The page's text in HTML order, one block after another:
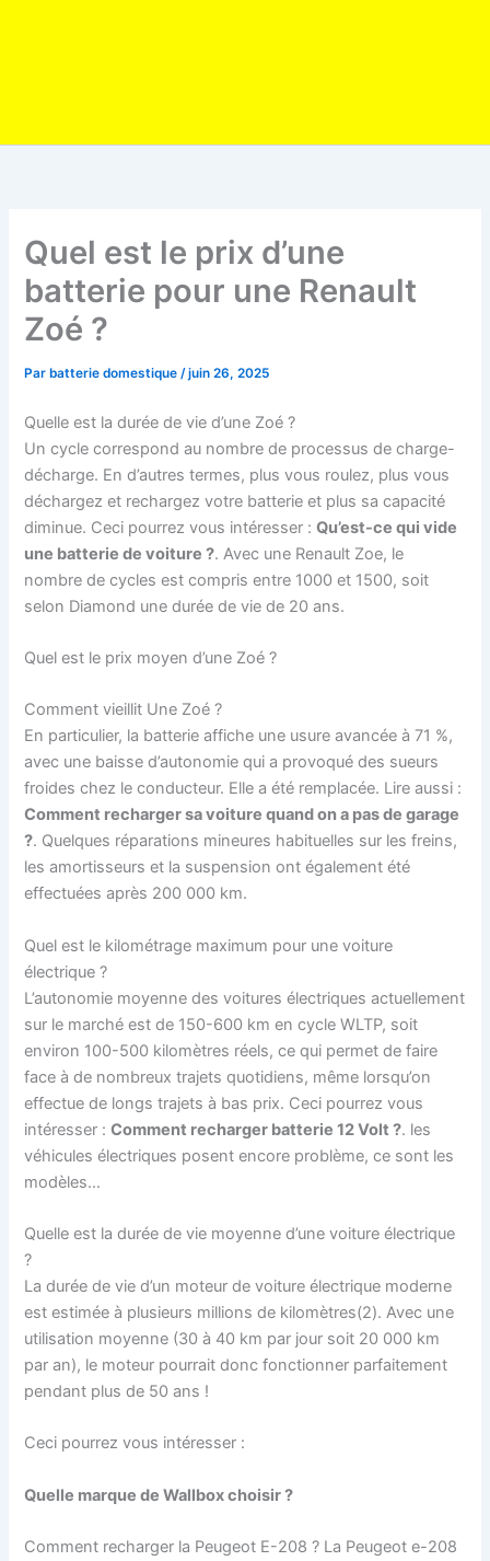
Quel est le prix d’une
batterie pour une Renault
Zoé ?
Par batterie domestique/juin 26, 2025
Quelle est la durée de vie d’une Zoé ?
Un cycle correspond au nombre de processus de charge-
décharge. En d’autres termes, plus vous roulez, plus vous
déchargez et rechargez votre batterie et plus sa capacité
diminue. Ceci pourrez vous intéresser :Qu’est-ce qui vide
une batterie de voiture ?. Avec une Renault Zoe, le
nombre de cycles est compris entre 1000 et 1500, soit
selon Diamond une durée de vie de 20 ans.
Quel est le prix moyen d’une Zoé ?
Comment vieillit Une Zoé ?
En particulier, la batterie affiche une usure avancée à 71 %,
avec une baisse d’autonomie qui a provoqué des sueurs
froides chez le conducteur. Elle a été remplacée. Lire aussi :
Comment recharger sa voiture quand on a pas de garage
?. Quelques réparations mineures habituelles sur les freins,
les amortisseurs et la suspension ont également été
effectuées après 200 000 km.
Quel est le kilométrage maximum pour une voiture
électrique ?
L’autonomie moyenne des voitures électriques actuellement
sur le marché est de 150-600 km en cycle WLTP, soit
environ 100-500 kilomètres réels, ce qui permet de faire
face à de nombreux trajets quotidiens, même lorsqu’on
effectue de longs trajets à bas prix. Ceci pourrez vous
intéresser :Comment recharger batterie 12 Volt ?. les
véhicules électriques posent encore problème, ce sont les
modèles…
Quelle est la durée de vie moyenne d’une voiture électrique
?
La durée de vie d’un moteur de voiture électrique moderne
est estimée à plusieurs millions de kilomètres(2). Avec une
utilisation moyenne (30 à 40 km par jour soit 20 000 km
par an), le moteur pourrait donc fonctionner parfaitement
pendant plus de 50 ans !
Ceci pourrez vous intéresser :
Quelle marque de Wallbox choisir ?
Comment recharger la Peugeot E-208 ? La Peugeot e-208